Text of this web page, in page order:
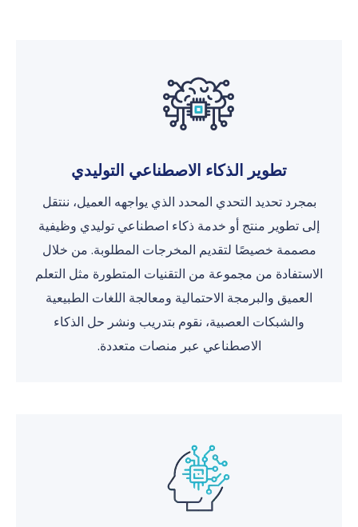
تطوير الذكاء الاصطناعي التوليدي
بمجرد تحديد التحدي المحدد الذي يواجهه العميل، ننتقل
إلى تطوير منتج أو خدمة ذكاء اصطناعي توليدي وظيفية
مصممة خصيصًا لتقديم المخرجات المطلوبة. من خلال
الاستفادة من مجموعة من التقنيات المتطورة مثل التعلم
العميق والبرمجة الاحتمالية ومعالجة اللغات الطبيعية
والشبكات العصبية، نقوم بتدريب ونشر حل الذكاء
الاصطناعي عبر منصات متعددة.